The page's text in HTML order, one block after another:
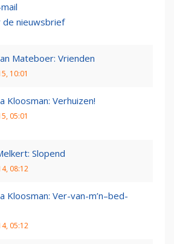
de nieuwsbrief
Mateboer: Vrienden
10:01
Kloosman: Verhuizen!
05:01
Slopend
08:12
Kloosman: Ver-van-m’n–bed-
05:12